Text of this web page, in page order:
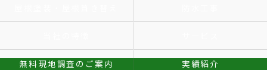
無料現地調査のご案内 実績紹介